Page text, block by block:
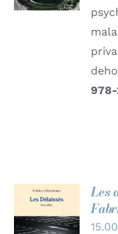
AU
Les
15.00